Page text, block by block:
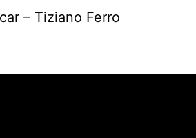
– Tiziano Ferro